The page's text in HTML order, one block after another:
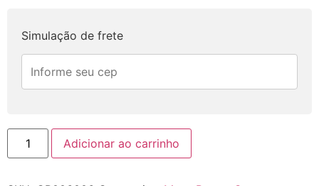
Simulação de frete
Adicionar ao carrinho